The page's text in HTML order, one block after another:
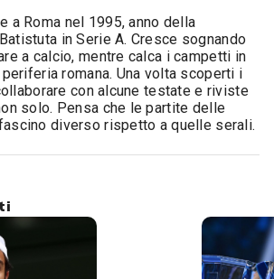
a Roma nel 1995, anno della
in Serie A. Cresce sognando
a calcio, mentre calca i campetti in
romana. Una volta scoperti i
con alcune testate e riviste
solo. Pensa che le partite delle
diverso rispetto a quelle serali.